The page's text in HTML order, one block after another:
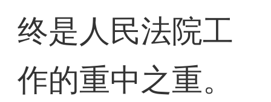
终是人民法院工
作的重中之重。